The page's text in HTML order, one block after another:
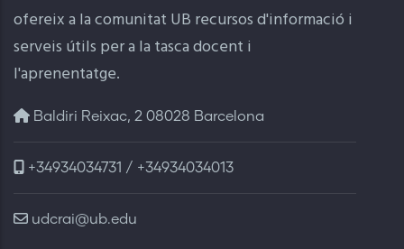
ofereix a la comunitat UB recursos d'informació i
serveis útils per a la tasca docent i
l'aprenentatge.
Baldiri Reixac, 2 08028 Barcelona
+34934034731 / +34934034013
udcrai@ub.edu